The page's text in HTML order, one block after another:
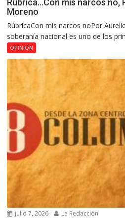
Rúbrica…Con mis narcos no,
Moreno
RúbricaCon mis narcos noPor
soberanía nacional es uno de los
OPINIÓN
julio 7, 2026 La Redacción